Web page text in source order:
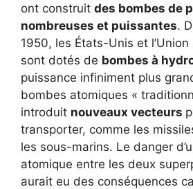
ont construit des bombes de
nombreuses et puissantes.
1950, les États-Unis et
sont dotés de bombes à
puissance infiniment plus
bombes atomiques «
introduit nouveaux vecteurs
transporter, comme les
les sous-marins. Le danger
atomique entre les deux
aurait eu des conséquences